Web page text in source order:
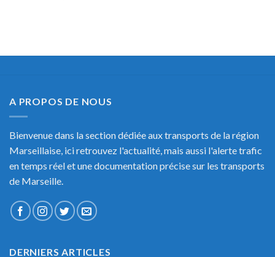
A PROPOS DE NOUS
Bienvenue dans la section dédiée aux transports de la région
Marseillaise, ici retrouvez l'actualité, mais aussi l'alerte trafic
en temps réel et une documentation précise sur les transports
de Marseille.
DERNIERS ARTICLES